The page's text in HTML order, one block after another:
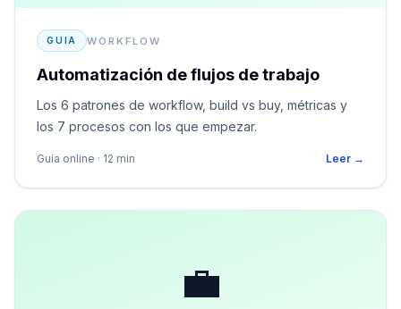
GUIA WORKFLOW
Automatización de flujos de trabajo
Los 6 patrones de workflow, build vs buy, métricas y
los 7 procesos con los que empezar.
Guía online · 12 min Leer →
💼